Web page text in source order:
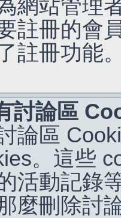
網站管理
註冊的會
註冊功能
討論區
論區
。這些
活動記錄
麼刪除討